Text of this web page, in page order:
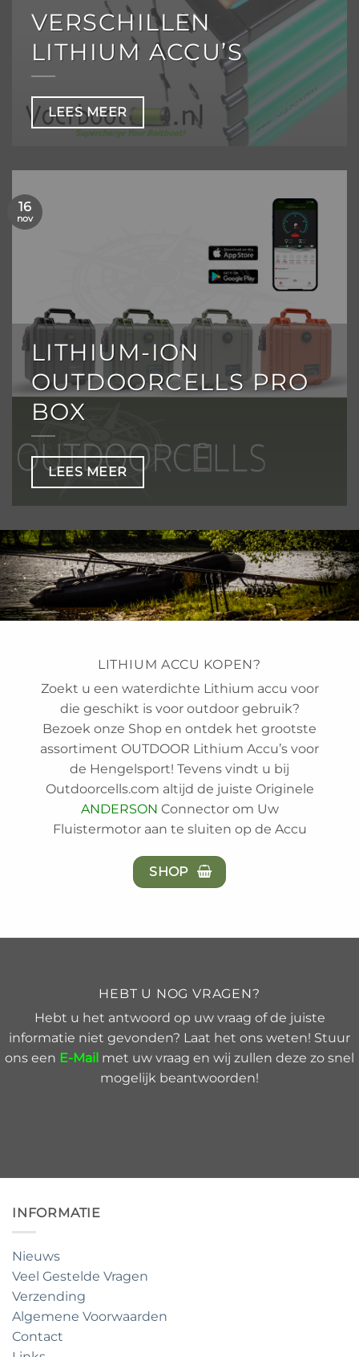
VERSCHILLEN
LITHIUM ACCU’S
LEES MEER
LITHIUM-ION
OUTDOORCELLS PRO
BOX
LEES MEER
16
nov
LITHIUM ACCU KOPEN?
Zoekt u een waterdichte Lithium accu voor
die geschikt is voor outdoor gebruik?
Bezoek onze Shop en ontdek het grootste
assortiment OUTDOOR Lithium Accu’s voor
de Hengelsport! Tevens vindt u bij
Outdoorcells.com altijd de juiste Originele
ANDERSON Connector om Uw
Fluistermotor aan te sluiten op de Accu
SHOP
HEBT U NOG VRAGEN?
Hebt u het antwoord op uw vraag of de juiste
informatie niet gevonden? Laat het ons weten! Stuur
ons een E-Mail met uw vraag en wij zullen deze zo snel
mogelijk beantwoorden!
INFORMATIE
Nieuws
Veel Gestelde Vragen
Verzending
Algemene Voorwaarden
Contact